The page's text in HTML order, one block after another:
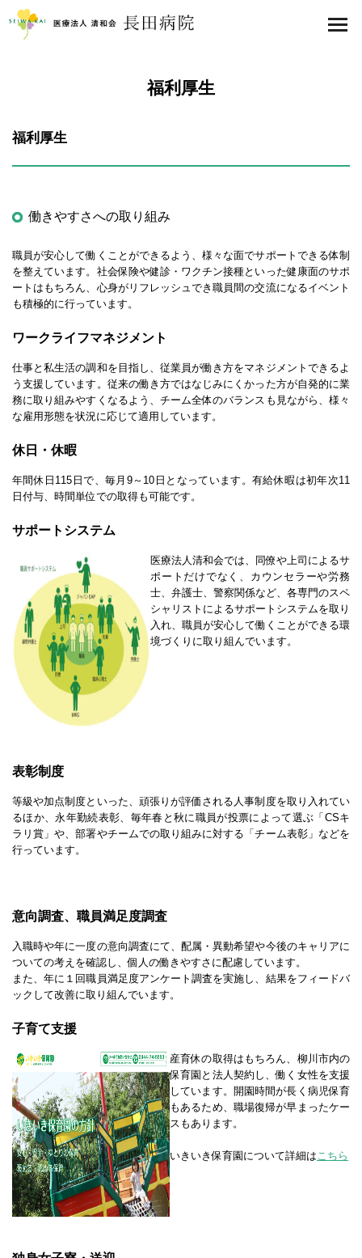
福利厚生
福利厚生
働きやすさへの取り組み
職員が安心して働くことができるよう、様々な面でサポートできる体制
を整えています。社会保険や健診・ワクチン接種といった健康面のサポ
ートはもちろん、心身がリフレッシュでき職員間の交流になるイベント
も積極的に行っています。
ワークライフマネジメント
仕事と私生活の調和を目指し、従業員が働き方をマネジメントできるよ
う支援しています。従来の働き方ではなじみにくかった方が自発的に業
務に取り組みやすくなるよう、チーム全体のバランスも見ながら、様々
な雇用形態を状況に応じて適用しています。
休日・休暇
年間休日115日で、毎月9～10日となっています。有給休暇は初年次11
日付与、時間単位での取得も可能です。
サポートシステム
医療法人清和会では、同僚や上司によるサ
ポートだけでなく、カウンセラーや労務
士、弁護士、警察関係など、各専門のスペ
シャリストによるサポートシステムを取り
入れ、職員が安心して働くことができる環
境づくりに取り組んでいます。
表彰制度
等級や加点制度といった、頑張りが評価される人事制度を取り入れてい
るほか、永年勤続表彰、毎年春と秋に職員が投票によって選ぶ「CSキ
ラリ賞」や、部署やチームでの取り組みに対する「チーム表彰」などを
行っています。
意向調査、職員満足度調査
入職時や年に一度の意向調査にて、配属・異動希望や今後のキャリアに
ついての考えを確認し、個人の働きやすさに配慮しています。
また、年に１回職員満足度アンケート調査を実施し、結果をフィードバ
ックして改善に取り組んでいます。
子育て支援
産育休の取得はもちろん、柳川市内の
保育園と法人契約し、働く女性を支援
しています。開園時間が長く病児保育
もあるため、職場復帰が早まったケー
スもあります。
いきいき保育園について詳細はこちら